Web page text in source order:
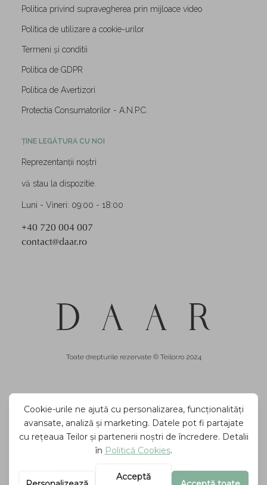
Politica privind supravegherea prin mijloace video
Politica de utilizare a cookie-urilor
Termeni și conditii
Politica de GDPR
Politica de Avertizori
Protectia Consumatorilor - A.N.P.C.
ȚINE LEGĂTURA CU NOI
Reprezentanții noștri
vă stau la dispozitie.
Luni - Vineri: 09:00 - 18:00
+40 720 004 007
contact@daar.ro
Toate drepturile rezervate © Teilor.ro 2024